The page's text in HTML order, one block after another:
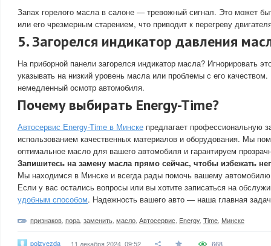
Запах горелого масла в салоне — тревожный сигнал. Это может
или его чрезмерным старением, что приводит к перегреву
5.Загорелся индикатор давления
На приборной панели загорелся индикатор масла? Игнорировать
указывать на низкий уровень масла или проблемы с его
немедленный осмотр автомобиля.
Почему выбирать Energy-Time?
Автосервис Energy-Time в Минске предлагает профессиональную
использованием качественных материалов и оборудования. Мы
оптимальное масло для вашего автомобиля и гарантируем
Запишитесь на замену масла прямо сейчас, чтобы избежать
Мы находимся в Минске и всегда рады помочь вашему автомобилю
Если у вас остались вопросы или вы хотите записаться на
удобным способом. Надежность вашего авто — наша главная
признаков пора заменить масло Автосервис Energy Time Минске
polzvezda 11 декабря 2024, 09:52 668